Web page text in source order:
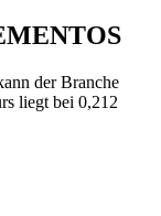
der Branche
liegt bei 0,212